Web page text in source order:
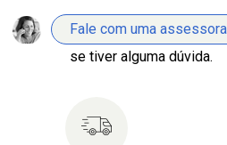
Fale com uma assessora
se tiver alguma dúvida.